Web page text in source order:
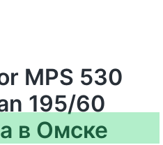
MPS 530
195/60
в Омске